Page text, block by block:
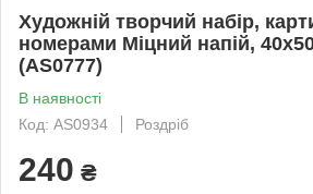
Художній творчий набір,
номерами Міцний напій,
(AS0777)
В наявності
Код: AS0934
Роздріб
240 ₴